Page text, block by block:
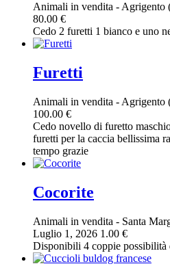
Animali in vendita - Agrigento
80.00 €
Cedo 2 furetti 1 bianco e uno
Furetti
Animali in vendita - Agrigento
100.00 €
Cedo novello di furetto
furetti per la caccia bellissima
tempo grazie
Cocorite
Animali in vendita - Santa
Luglio 1, 2026 1.00 €
Disponibili 4 coppie possibilità